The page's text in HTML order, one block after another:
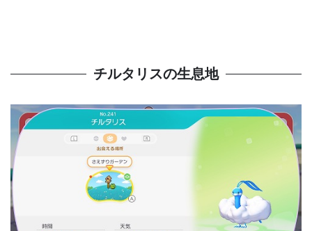
チルタリスの生息地